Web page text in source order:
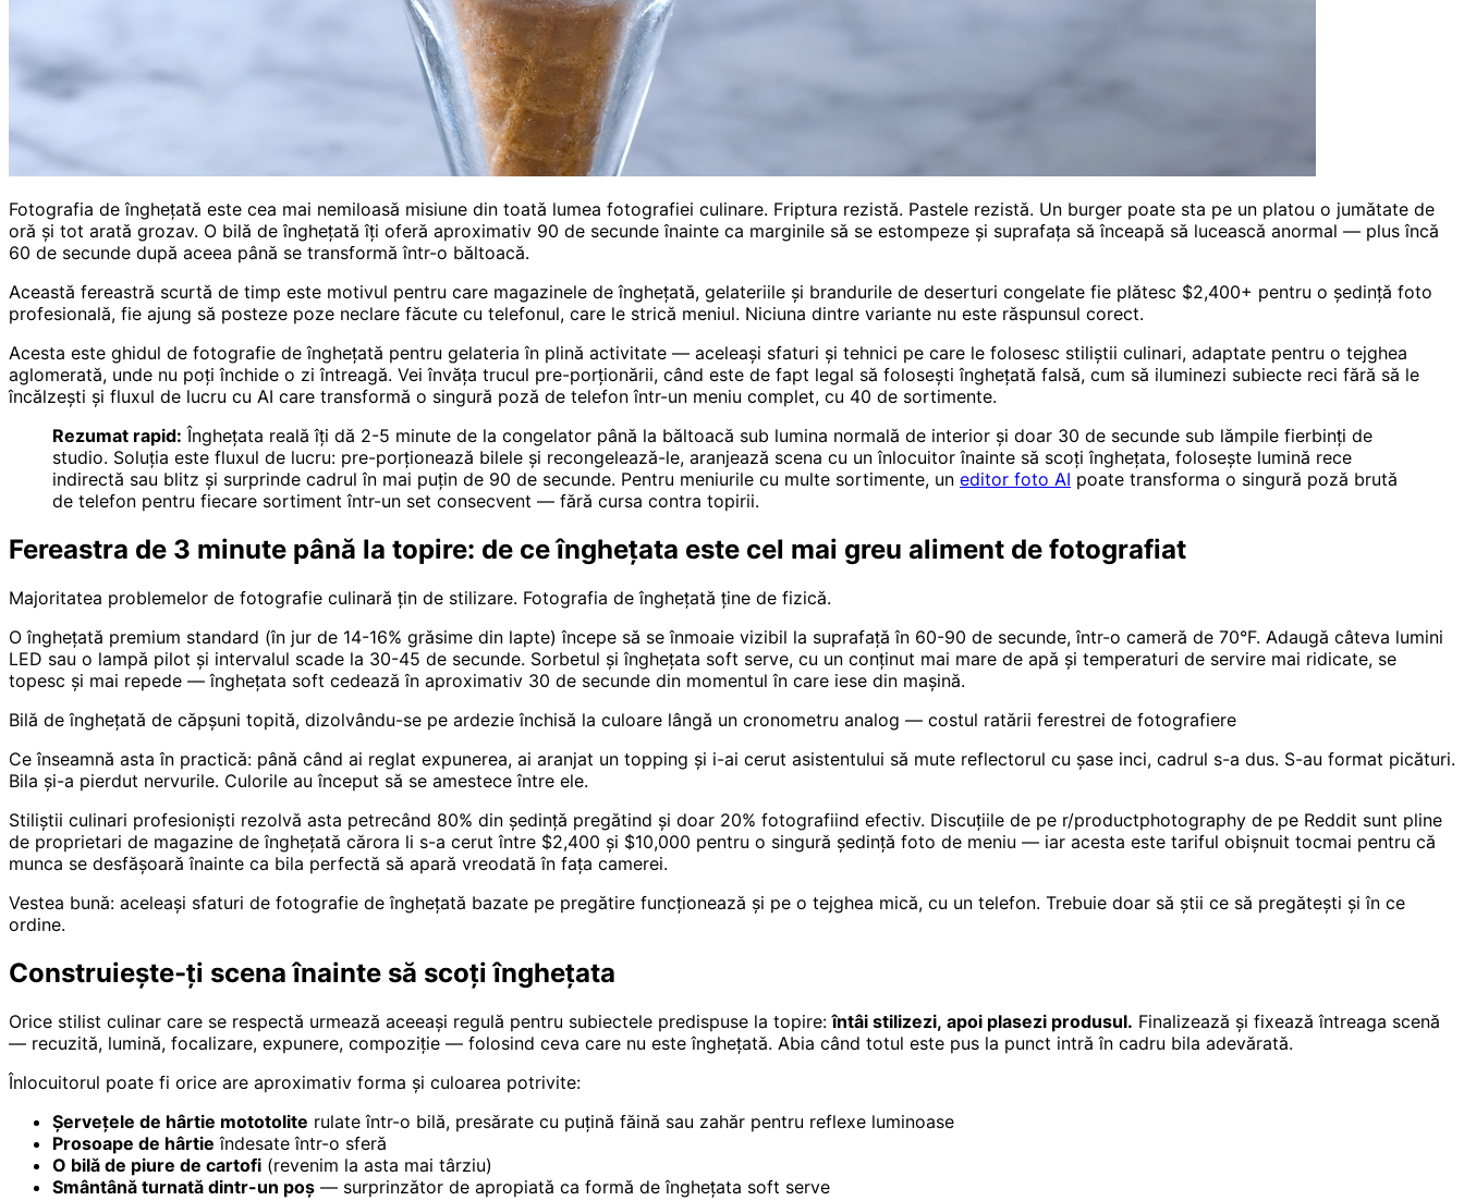
Fotografia de înghețată este cea mai nemiloasă misiune din toată lumea fotografiei culinare. Friptura rezistă. Pastele rezistă. Un burger poate sta pe un platou o jumătate de
oră și tot arată grozav. O bilă de înghețată îți oferă aproximativ 90 de secunde înainte ca marginile să se estompeze și suprafața să înceapă să lucească anormal — plus încă
60 de secunde după aceea până se transformă într-o băltoacă.
Această fereastră scurtă de timp este motivul pentru care magazinele de înghețată, gelateriile și brandurile de deserturi congelate fie plătesc $2,400+ pentru o ședință foto
profesională, fie ajung să posteze poze neclare făcute cu telefonul, care le strică meniul. Niciuna dintre variante nu este răspunsul corect.
Acesta este ghidul de fotografie de înghețată pentru gelateria în plină activitate — aceleași sfaturi și tehnici pe care le folosesc stiliștii culinari, adaptate pentru o tejghea
aglomerată, unde nu poți închide o zi întreagă. Vei învăța trucul pre-porționării, când este de fapt legal să folosești înghețată falsă, cum să iluminezi subiecte reci fără să le
încălzești și fluxul de lucru cu AI care transformă o singură poză de telefon într-un meniu complet, cu 40 de sortimente.
Rezumat rapid: Înghețata reală îți dă 2-5 minute de la congelator până la băltoacă sub lumina normală de interior și doar 30 de secunde sub lămpile fierbinți de
studio. Soluția este fluxul de lucru: pre-porționează bilele și recongelează-le, aranjează scena cu un înlocuitor înainte să scoți înghețata, folosește lumină rece
indirectă sau blitz și surprinde cadrul în mai puțin de 90 de secunde. Pentru meniurile cu multe sortimente, un editor foto AI poate transforma o singură poză brută
de telefon pentru fiecare sortiment într-un set consecvent — fără cursa contra topirii.
Fereastra de 3 minute până la topire: de ce înghețata este cel mai greu aliment de fotografiat
Majoritatea problemelor de fotografie culinară țin de stilizare. Fotografia de înghețată ține de fizică.
O înghețată premium standard (în jur de 14-16% grăsime din lapte) începe să se înmoaie vizibil la suprafață în 60-90 de secunde, într-o cameră de 70°F. Adaugă câteva lumini
LED sau o lampă pilot și intervalul scade la 30-45 de secunde. Sorbetul și înghețata soft serve, cu un conținut mai mare de apă și temperaturi de servire mai ridicate, se
topesc și mai repede — înghețata soft cedează în aproximativ 30 de secunde din momentul în care iese din mașină.
Bilă de înghețată de căpșuni topită, dizolvându-se pe ardezie închisă la culoare lângă un cronometru analog — costul ratării ferestrei de fotografiere
Ce înseamnă asta în practică: până când ai reglat expunerea, ai aranjat un topping și i-ai cerut asistentului să mute reflectorul cu șase inci, cadrul s-a dus. S-au format picături.
Bila și-a pierdut nervurile. Culorile au început să se amestece între ele.
Stiliștii culinari profesioniști rezolvă asta petrecând 80% din ședință pregătind și doar 20% fotografiind efectiv. Discuțiile de pe r/productphotography de pe Reddit sunt pline
de proprietari de magazine de înghețată cărora li s-a cerut între $2,400 și $10,000 pentru o singură ședință foto de meniu — iar acesta este tariful obișnuit tocmai pentru că
munca se desfășoară înainte ca bila perfectă să apară vreodată în fața camerei.
Vestea bună: aceleași sfaturi de fotografie de înghețată bazate pe pregătire funcționează și pe o tejghea mică, cu un telefon. Trebuie doar să știi ce să pregătești și în ce
ordine.
Construiește-ți scena înainte să scoți înghețata
Orice stilist culinar care se respectă urmează aceeași regulă pentru subiectele predispuse la topire:întâi stilizezi, apoi plasezi produsul. Finalizează și fixează întreaga scenă
— recuzită, lumină, focalizare, expunere, compoziție — folosind ceva care nu este înghețată. Abia când totul este pus la punct intră în cadru bila adevărată.
Înlocuitorul poate fi orice are aproximativ forma și culoarea potrivite:
Șervețele de hârtie mototolite rulate într-o bilă, presărate cu puțină făină sau zahăr pentru reflexe luminoase
Prosoape de hârtie îndesate într-o sferă
O bilă de piure de cartofi (revenim la asta mai târziu)
Smântână turnată dintr-un poș — surprinzător de apropiată ca formă de înghețata soft serve